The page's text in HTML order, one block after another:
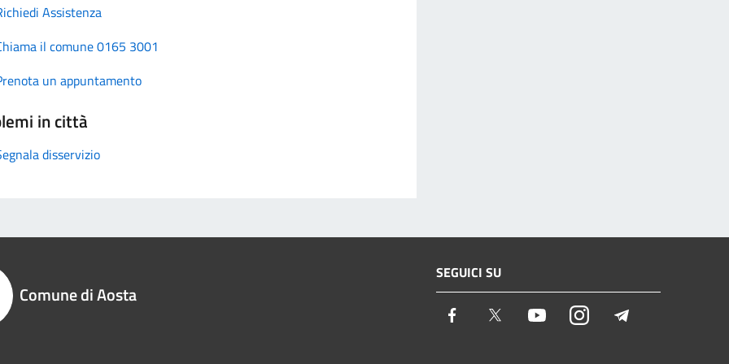
Assistenza
il comune 0165 3001
un appuntamento
in città
disservizio
Comune di Aosta
SEGUICI SU
Facebook Twitter YoutubeInstagram